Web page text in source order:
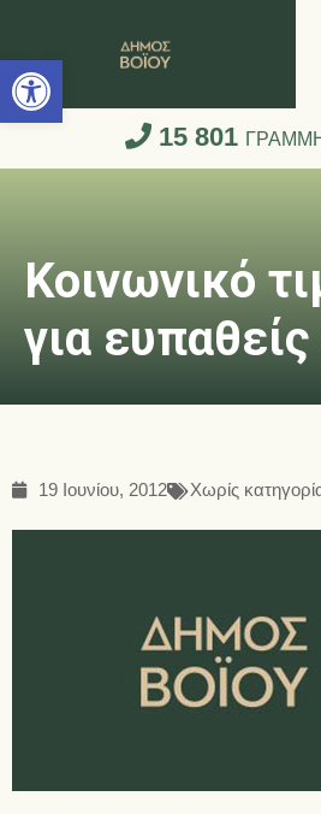
Ανοίξτε τη
15 801
Κοινωνικό
για
19 Ιουνίου, 2012 Χωρίς